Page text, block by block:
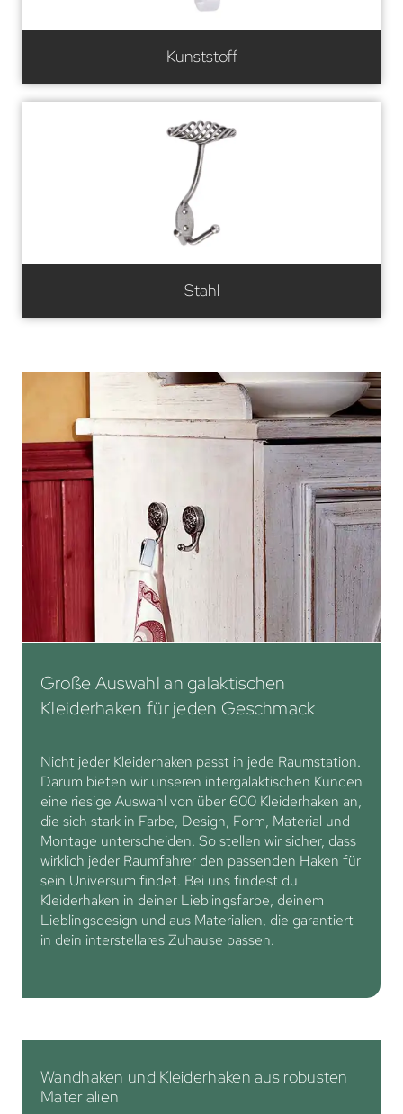
Kunststoff
Stahl
Große Auswahl an galaktischen
Kleiderhaken für jeden Geschmack
Nicht jeder Kleiderhaken passt in jede Raumstation.
Darum bieten wir unseren intergalaktischen Kunden
eine riesige Auswahl von über 600 Kleiderhaken an,
die sich stark in Farbe, Design, Form, Material und
Montage unterscheiden. So stellen wir sicher, dass
wirklich jeder Raumfahrer den passenden Haken für
sein Universum findet. Bei uns findest du
Kleiderhaken in deiner Lieblingsfarbe, deinem
Lieblingsdesign und aus Materialien, die garantiert
in dein interstellares Zuhause passen.
Wandhaken und Kleiderhaken aus robusten
Materialien